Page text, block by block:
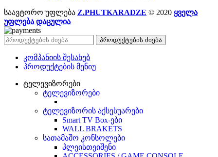
საავტორო უფლება Z.PHUTKARADZE © 2020 ყველა
უფლება დაცულია
პროდუქტების ძიება
კომპანიის შესახებ
პროდუქტების მენიუ
ტელევიზორები
ტელევიზორები
ტელევიზორის აქსესუარები
Smart TV Box-ები
WALL BRAKETS
სათამაშო კონსოლები
პლეისთეიშენი